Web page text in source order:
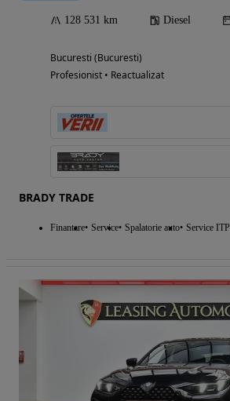
128 531 km Diesel
Bucuresti (Bucuresti)
Profesionist • Reactualizat
BRADY TRADE
Finantare Service Spalatorie auto Service ITP